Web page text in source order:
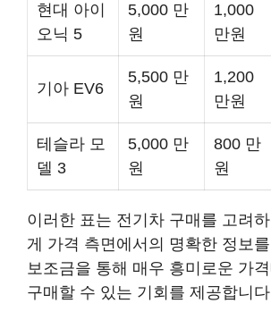
현대 아이
오닉 5
5,000 만
원
1,000
만원
기아 EV6
5,500 만
원
1,200
만원
테슬라 모
델 3
5,000 만
원
800 만
원
이러한 표는 전기차 구매를 고려
게 가격 측면에서의 명확한 정보
보조금을 통해 매우 흥미로운 가
구매할 수 있는 기회를 제공합니